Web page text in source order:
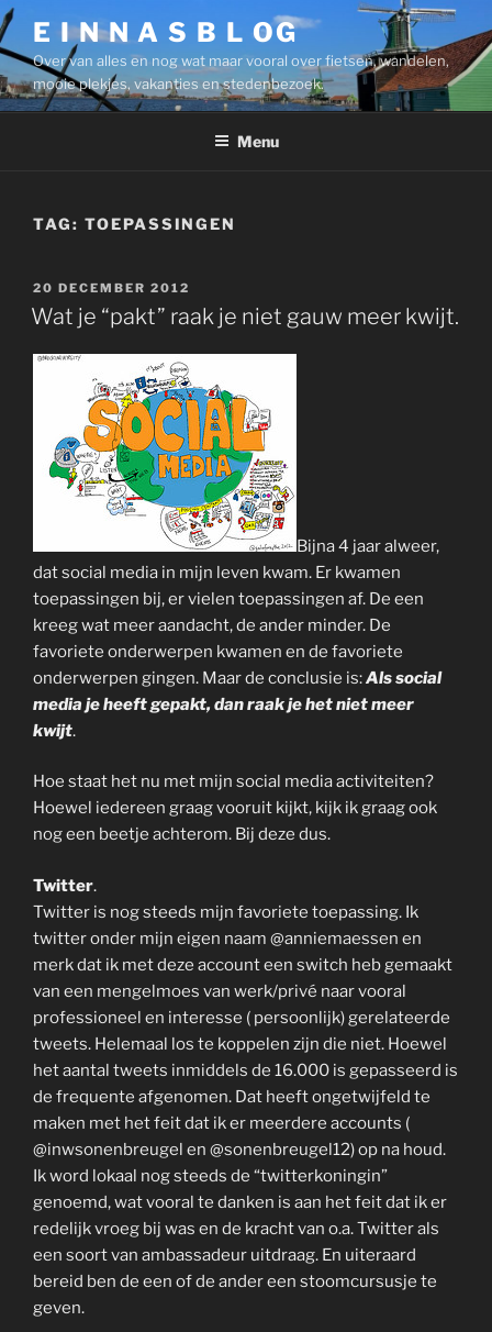
Ga
naar
de
inhoud
E I N N A S B L OG
Over van alles en nog wat maar vooral over fietsen, wandelen,
mooie plekjes, vakanties en stedenbezoek.
Menu
TAG: TOEPASSINGEN
GEPLAATST
OP
20 DECEMBER 2012
Wat je “pakt” raak je niet gauw meer kwijt.
Bijna 4 jaar alweer,
dat social media in mijn leven kwam. Er kwamen
toepassingen bij, er vielen toepassingen af. De een
kreeg wat meer aandacht, de ander minder. De
favoriete onderwerpen kwamen en de favoriete
onderwerpen gingen. Maar de conclusie is:Als social
media je heeft gepakt, dan raak je het niet meer
kwijt.
Hoe staat het nu met mijn social media activiteiten?
Hoewel iedereen graag vooruit kijkt, kijk ik graag ook
nog een beetje achterom. Bij deze dus.
Twitter.
Twitter is nog steeds mijn favoriete toepassing. Ik
twitter onder mijn eigen naam @anniemaessen en
merk dat ik met deze account een switch heb gemaakt
van een mengelmoes van werk/privé naar vooral
professioneel en interesse ( persoonlijk) gerelateerde
tweets. Helemaal los te koppelen zijn die niet. Hoewel
het aantal tweets inmiddels de 16.000 is gepasseerd is
de frequente afgenomen. Dat heeft ongetwijfeld te
maken met het feit dat ik er meerdere accounts (
@inwsonenbreugel en @sonenbreugel12) op na houd.
Ik word lokaal nog steeds de “twitterkoningin”
genoemd, wat vooral te danken is aan het feit dat ik er
redelijk vroeg bij was en de kracht van o.a. Twitter als
een soort van ambassadeur uitdraag. En uiteraard
bereid ben de een of de ander een stoomcursusje te
geven.